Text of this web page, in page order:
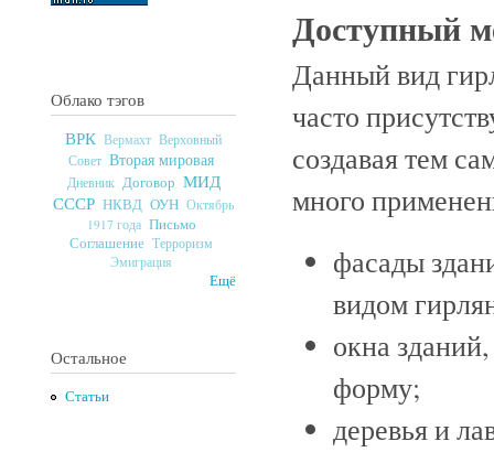
Облако тэгов
ВРК Вермахт Верховный
Совет Вторая мировая
Дневник Договор МИД
СССР НКВД ОУН Октябрь
1917 года Письмо
Соглашение Терроризм
Эмиграция
Ещё
Остальное
Статьи
Доступный
Данный вид
часто
создавая тем
много
фасады
видом
окна
форму;
деревья и